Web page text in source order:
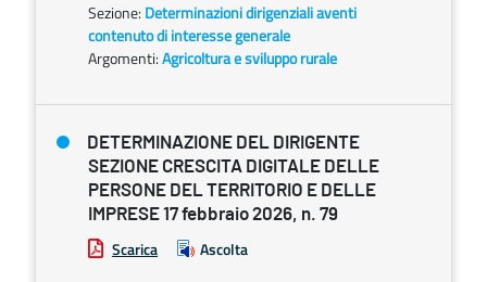
Sezione: Determinazioni dirigenziali aventi
contenuto di interesse generale
Argomenti:Agricoltura e sviluppo rurale
DETERMINAZIONE DEL DIRIGENTE
SEZIONE CRESCITA DIGITALE DELLE
PERSONE DEL TERRITORIO E DELLE
IMPRESE 17 febbraio 2026, n. 79
Scarica Ascolta